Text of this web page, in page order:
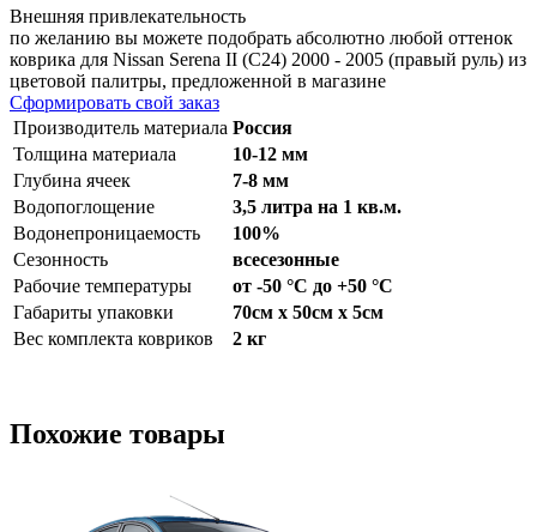
Внешняя привлекательность
по желанию вы можете подобрать абсолютно любой оттенок
коврика для Nissan Serena II (C24) 2000 - 2005 (правый руль) из
цветовой палитры, предложенной в магазине
Сформировать свой заказ
Производитель материала Россия
Толщина материала
10-12 мм
Глубина ячеек
7-8 мм
Водопоглощение
3,5 литра на 1 кв.м.
Водонепроницаемость
100%
Сезонность
всесезонные
Рабочие температуры
от -50 °С до +50 °С
Габариты упаковки
70см x 50см x 5см
Вес комплекта ковриков
2 кг
Похожие товары